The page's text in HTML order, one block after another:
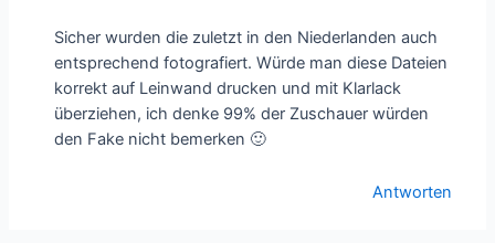
Sicher wurden die zuletzt in den Niederlanden auch
entsprechend fotografiert. Würde man diese Dateien
korrekt auf Leinwand drucken und mit Klarlack
überziehen, ich denke 99% der Zuschauer würden
den Fake nicht bemerken 🙂
Antworten